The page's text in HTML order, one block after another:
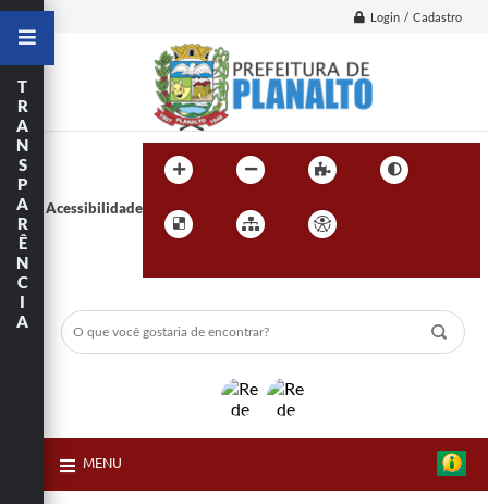
Login / Cadastro
Acessibilidade
MENU
T
R
A
N
S
P
A
R
Ê
N
C
I
A